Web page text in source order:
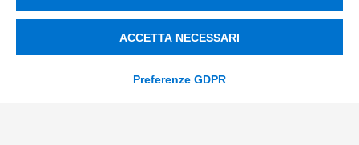
ACCETTA NECESSARI
Preferenze GDPR